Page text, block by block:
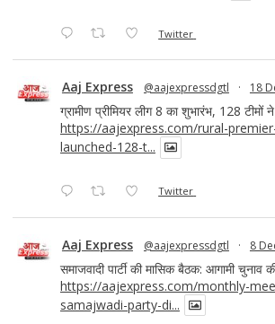
Twitter
Aaj Express @aajexpressdgtl · 18
ग्रामीण प्रीमियर लीग 8 का शुभारंभ, 128 टीमों
https://aajexpress.com/rural-
launched-128-t...
Twitter
Aaj Express @aajexpressdgtl · 8
समाजवादी पार्टी की मासिक बैठक: आगामी चुनाव
https://aajexpress.com/monthly-
samajwadi-party-di...